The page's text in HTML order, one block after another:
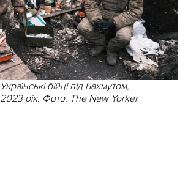
Українські бійці під Бахмутом,
2023 рік. Фото: The New Yorker